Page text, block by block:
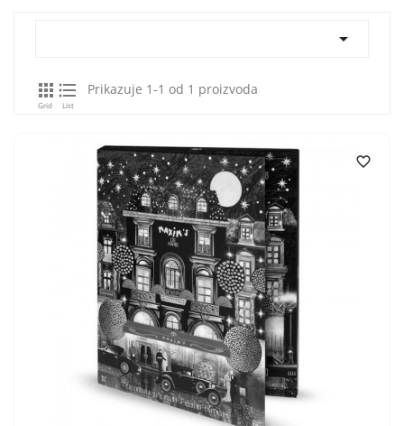


Grid

List
Prikazuje 1-1 od 1 proizvoda
